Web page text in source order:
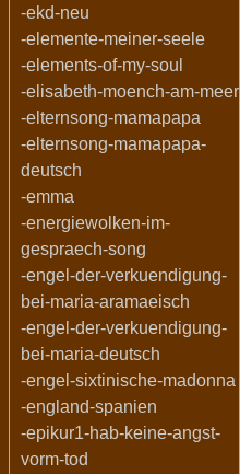
-ekd-neu
-elemente-meiner-seele
-elements-of-my-soul
-elisabeth-moench-am-meer
-elternsong-mamapapa
-elternsong-mamapapa-
deutsch
-emma
-energiewolken-im-
gespraech-song
-engel-der-verkuendigung-
bei-maria-aramaeisch
-engel-der-verkuendigung-
bei-maria-deutsch
-engel-sixtinische-madonna
-england-spanien
-epikur1-hab-keine-angst-
vorm-tod